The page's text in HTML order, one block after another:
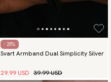
- 25%
Svart Armband Dual Simplicity Silver
29.99 USD 39.99 USD